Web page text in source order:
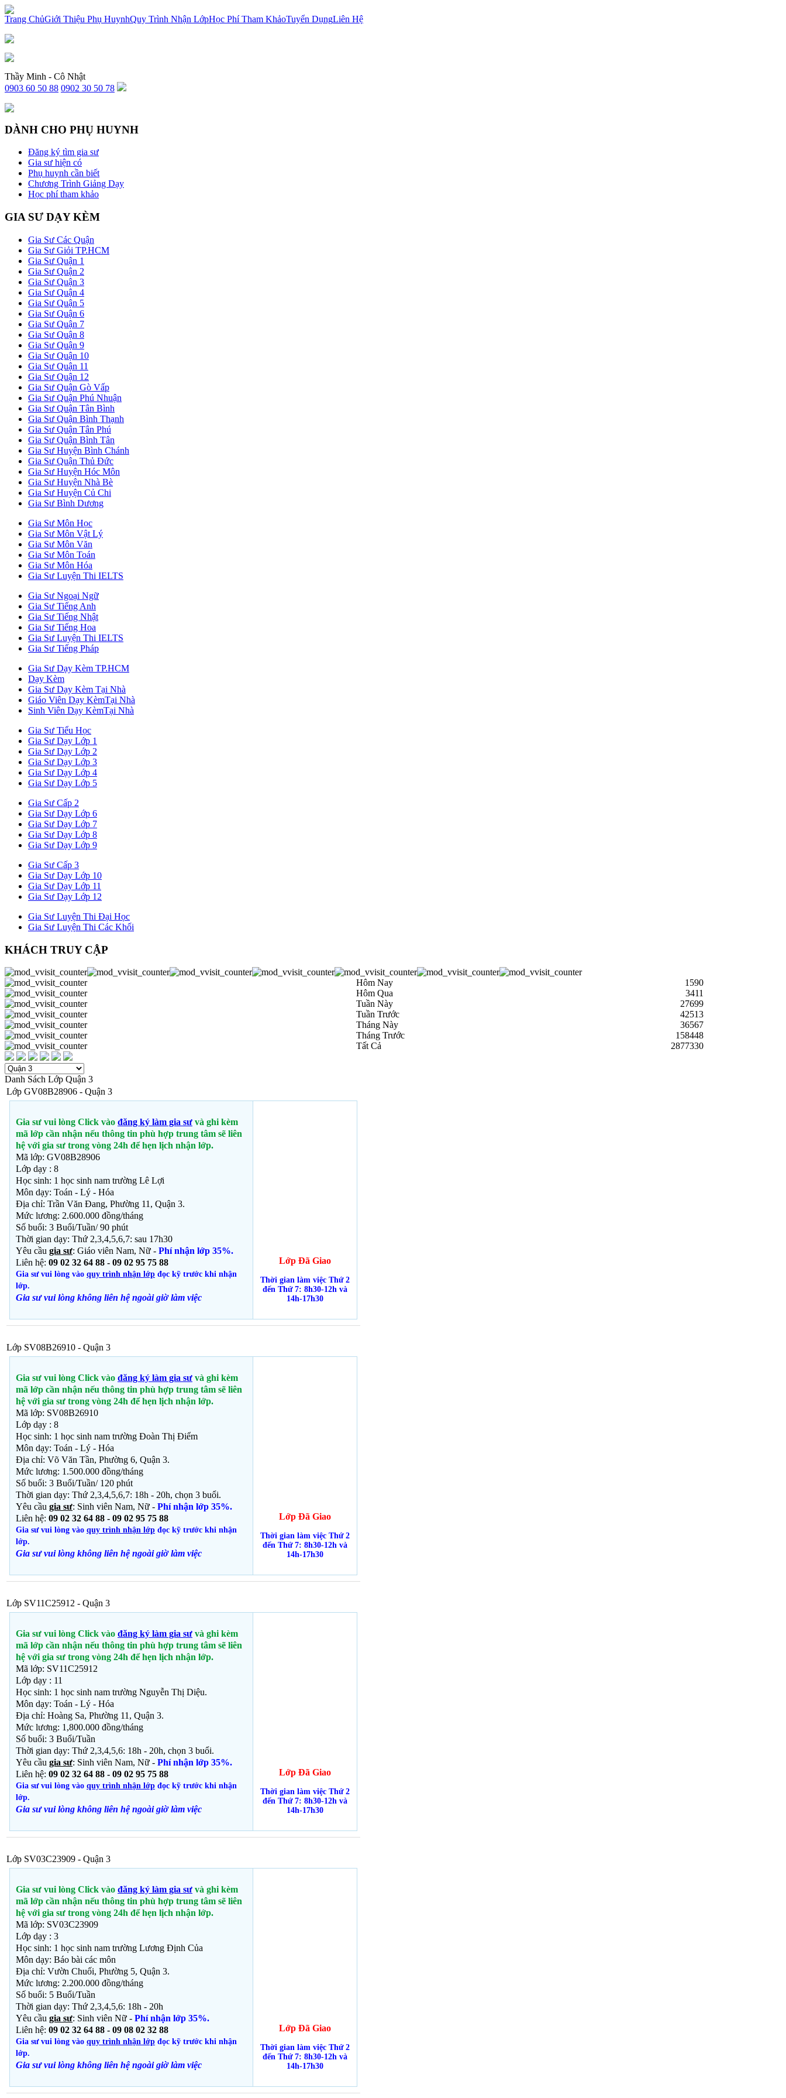
x
Trang ChủGiới Thiệu Phụ HuynhQuy Trình Nhận LớpHọc Phí Tham KhảoTuyển DụngLiên Hệ
Thầy Minh - Cô Nhật
0903 60 50 88 0902 30 50 78
DÀNH CHO PHỤ HUYNH
Đăng ký tìm gia sư
Gia sư hiện có
Phụ huynh cần biết
Chương Trình Giảng Dạy
Học phí tham khảo
GIA SƯ DẠY KÈM
Gia Sư Các Quận
Gia Sư Giỏi TP.HCM
Gia Sư Quận 1
Gia Sư Quận 2
Gia Sư Quận 3
Gia Sư Quận 4
Gia Sư Quận 5
Gia Sư Quận 6
Gia Sư Quận 7
Gia Sư Quận 8
Gia Sư Quận 9
Gia Sư Quận 10
Gia Sư Quận 11
Gia Sư Quận 12
Gia Sư Quận Gò Vấp
Gia Sư Quận Phú Nhuận
Gia Sư Quận Tân Bình
Gia Sư Quận Bình Thạnh
Gia Sư Quận Tân Phú
Gia Sư Quận Bình Tân
Gia Sư Huyện Bình Chánh
Gia Sư Quận Thủ Đức
Gia Sư Huyện Hóc Môn
Gia Sư Huyện Nhà Bè
Gia Sư Huyện Củ Chi
Gia Sư Bình Dương
Gia Sư Môn Học
Gia Sư Môn Vật Lý
Gia Sư Môn Văn
Gia Sư Môn Toán
Gia Sư Môn Hóa
Gia Sư Luyện Thi IELTS
Gia Sư Ngoại Ngữ
Gia Sư Tiếng Anh
Gia Sư Tiếng Nhật
Gia Sư Tiếng Hoa
Gia Sư Luyện Thi IELTS
Gia Sư Tiếng Pháp
Gia Sư Dạy Kèm TP.HCM
Dạy Kèm
Gia Sư Dạy Kèm Tại Nhà
Giáo Viên Dạy KèmTại Nhà
Sinh Viên Dạy KèmTại Nhà
Gia Sư Tiểu Học
Gia Sư Dạy Lớp 1
Gia Sư Dạy Lớp 2
Gia Sư Dạy Lớp 3
Gia Sư Dạy Lớp 4
Gia Sư Dạy Lớp 5
Gia Sư Cấp 2
Gia Sư Dạy Lớp 6
Gia Sư Dạy Lớp 7
Gia Sư Dạy Lớp 8
Gia Sư Dạy Lớp 9
Gia Sư Cấp 3
Gia Sư Dạy Lớp 10
Gia Sư Dạy Lớp 11
Gia Sư Dạy Lớp 12
Gia Sư Luyện Thi Đại Học
Gia Sư Luyện Thi Các Khối
KHÁCH TRUY CẬP
Hôm Nay
1590
Hôm Qua
3411
Tuần Này
27699
Tuần Trước
42513
Tháng Này
36567
Tháng Trước
158448
Tất Cả
2877330
Danh Sách Lớp Quận 3
Lớp GV08B28906 - Quận 3
Gia sư vui lòng Click vào đăng ký làm gia sư và ghi kèm
mã lớp cần nhận nếu thông tin phù hợp trung tâm sẽ liên
hệ với gia sư trong vòng 24h để hẹn lịch nhận lớp.
Mã lớp: GV08B28906
Lớp dạy : 8
Học sinh: 1 học sinh nam trường Lê Lợi
Môn dạy: Toán - Lý - Hóa
Địa chỉ: Trần Văn Đang, Phường 11, Quận 3.
Mức lương: 2.600.000 đồng/tháng
Số buổi: 3 Buổi/Tuần/ 90 phút
Thời gian dạy: Thứ 2,3,4,5,6,7: sau 17h30
Yêu cầu gia sư: Giáo viên Nam, Nữ - Phí nhận lớp 35%.
Liên hệ: 09 02 32 64 88 - 09 02 95 75 88
Gia sư vui lòng vào quy trình nhận lớp đọc kỹ trước khi nhận
lớp.
Gia sư vui lòng không liên hệ ngoài giờlàm việc
Lớp Đã Giao
Thời gian làm việc Thứ 2
đến Thứ 7: 8h30-12h và
14h-17h30
Lớp SV08B26910 - Quận 3
Gia sư vui lòng Click vào đăng ký làm gia sư và ghi kèm
mã lớp cần nhận nếu thông tin phù hợp trung tâm sẽ liên
hệ với gia sư trong vòng 24h để hẹn lịch nhận lớp.
Mã lớp: SV08B26910
Lớp dạy : 8
Học sinh: 1 học sinh nam trường Đoàn Thị Điểm
Môn dạy: Toán - Lý - Hóa
Địa chỉ: Võ Văn Tần, Phường 6, Quận 3.
Mức lương: 1.500.000 đồng/tháng
Số buổi: 3 Buổi/Tuần/ 120 phút
Thời gian dạy: Thứ 2,3,4,5,6,7: 18h - 20h, chọn 3 buổi.
Yêu cầu gia sư: Sinh viên Nam, Nữ - Phí nhận lớp 35%.
Liên hệ: 09 02 32 64 88 - 09 02 95 75 88
Gia sư vui lòng vào quy trình nhận lớp đọc kỹ trước khi nhận
lớp.
Gia sư vui lòng không liên hệ ngoài giờlàm việc
Lớp Đã Giao
Thời gian làm việc Thứ 2
đến Thứ 7: 8h30-12h và
14h-17h30
Lớp SV11C25912 - Quận 3
Gia sư vui lòng Click vào đăng ký làm gia sư và ghi kèm
mã lớp cần nhận nếu thông tin phù hợp trung tâm sẽ liên
hệ với gia sư trong vòng 24h để hẹn lịch nhận lớp.
Mã lớp: SV11C25912
Lớp dạy : 11
Học sinh: 1 học sinh nam trường Nguyễn Thị Diệu.
Môn dạy: Toán - Lý - Hóa
Địa chỉ: Hoàng Sa, Phường 11, Quận 3.
Mức lương: 1,800.000 đồng/tháng
Số buổi: 3 Buổi/Tuần
Thời gian dạy: Thứ 2,3,4,5,6: 18h - 20h, chọn 3 buổi.
Yêu cầu gia sư: Sinh viên Nam, Nữ - Phí nhận lớp 35%.
Liên hệ: 09 02 32 64 88 - 09 02 95 75 88
Gia sư vui lòng vào quy trình nhận lớp đọc kỹ trước khi nhận
lớp.
Gia sư vui lòng không liên hệ ngoài giờlàm việc
Lớp Đã Giao
Thời gian làm việc Thứ 2
đến Thứ 7: 8h30-12h và
14h-17h30
Lớp SV03C23909 - Quận 3
Gia sư vui lòng Click vào đăng ký làm gia sư và ghi kèm
mã lớp cần nhận nếu thông tin phù hợp trung tâm sẽ liên
hệ với gia sư trong vòng 24h để hẹn lịch nhận lớp.
Mã lớp: SV03C23909
Lớp dạy : 3
Học sinh: 1 học sinh nam trường Lương Định Của
Môn dạy: Báo bài các môn
Địa chỉ: Vườn Chuối, Phường 5, Quận 3.
Mức lương: 2.200.000 đồng/tháng
Số buổi: 5 Buổi/Tuần
Thời gian dạy: Thứ 2,3,4,5,6: 18h - 20h
Yêu cầu gia sư: Sinh viên Nữ - Phí nhận lớp 35%.
Liên hệ: 09 02 32 64 88 - 09 08 02 32 88
Gia sư vui lòng vào quy trình nhận lớp đọc kỹ trước khi nhận
lớp.
Gia sư vui lòng không liên hệ ngoài giờlàm việc
Lớp Đã Giao
Thời gian làm việc Thứ 2
đến Thứ 7: 8h30-12h và
14h-17h30